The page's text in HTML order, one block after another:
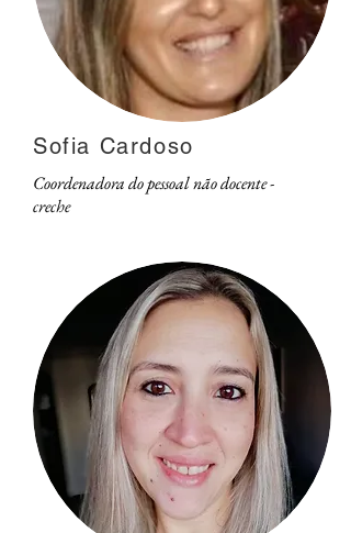
Sofia Cardoso
Coordenadora do pessoal não docente -
creche